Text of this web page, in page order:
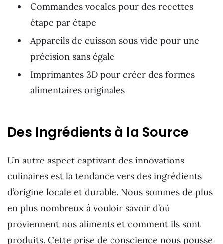
Commandes vocales pour des recettes
étape par étape
Appareils de cuisson sous vide pour une
précision sans égale
Imprimantes 3D pour créer des formes
alimentaires originales
Des Ingrédients à la Source
Un autre aspect captivant des innovations
culinaires est la tendance vers des ingrédients
d’origine locale et durable. Nous sommes de plus
en plus nombreux à vouloir savoir d’où
proviennent nos aliments et comment ils sont
produits. Cette prise de conscience nous pousse